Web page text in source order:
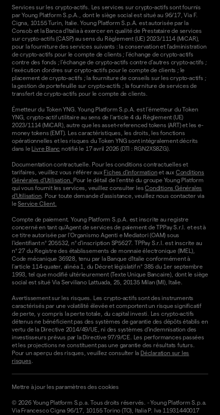
Services sur les crypto-actifs. Les services sur crypto-actifs sont fournis
par Young Platform S.p.A., dont le siège social est situé au 96/17, Via F.
Cigna, 10155 Turin, Italie. Young Platform S.p.A. est autorisée par la
Consob et la Banca d'Italia à exercer en qualité de Prestataire de services
sur crypto-actifs (CASP) au sens du Règlement (UE) 2023/1114 (MiCAR),
pour la fourniture des services suivants : la conservation et l'administration
de crypto-actifs pour le compte de clients ; l'échange de crypto-actifs
contre des fonds ; l'échange de crypto-actifs contre d'autres crypto-actifs ;
l'exécution d'ordres sur crypto-actifs pour le compte de clients ; le
placement de crypto-actifs ; la fourniture de conseils sur les crypto-actifs ;
la gestion de portefeuille sur crypto-actifs ; la fourniture de services de
transfert de crypto-actifs pour le compte de clients.
Émetteur du Token YNG. Young Platform S.p.A. est l'émetteur du Token
YNG, crypto-actif utilitaire au sens de l'article 4 du Règlement (UE)
2023/1114 (MiCAR), autre que les asset-referenced tokens (ART) et les e-
money tokens (EMT). Les caractéristiques, les droits, les fonctions
opérationnelles et les risques du Token YNG sont intégralement décrits
dans le Livre Blanc notifié le 17 avril 2026 (DTI : RGN2XS8ZG).
Documentation contractuelle. Pour les conditions contractuelles et
tarifaires, veuillez vous référer aux Fiches d'information et aux Conditions
Générales d'Utilisation. Pour le détail de l'entité du groupe Young Platform
qui vous fournit les services, veuillez consulter lesConditions Générales
d'Utilisation . Pour toute demande d'assistance, veuillez nous contacter via
leService Client.
Compte de paiement. Young Platform S.p.A. est inscrite au registre
concerné en tant qu'Agent de services de paiement de TPPay S.r.l. et est à
ce titre autorisée par l'Organismo Agenti e Mediatori (OAM) sous
l'identifiant n° 205532, n° d'inscription SP5627. TPPay S.r.l. est inscrite au
n° 27 du Registre des établissements de monnaie électronique (IMEL),
Code mécanique 36928, tenu par la Banque d'Italie conformément à
l'article 114-quater, alinéa 1, du Décret législatif n° 385 du 1er septembre
1993, tel que modifié ultérieurement (Texte Unique Bancaire), dont le siège
social est situé Via Serviliano Lattuada, 25, 20135 Milan (MI), Italie.
Avertissement sur les risques. Les crypto-actifs sont des instruments
caractérisés par une volatilité élevée et comportent un risque significatif
de perte, y compris la perte totale, du capital investi. Les crypto-actifs
détenus ne bénéficient pas des systèmes de garantie des dépôts établis en
vertu de la Directive 2014/49/UE, ni des systèmes d'indemnisation des
investisseurs prévus par la Directive 97/9/CE. Les performances passées
et les projections ne constituent pas une garantie des résultats futurs.
Pour un aperçu des risques, veuillez consulter la Déclaration sur les
risques
© 2026 Young Platform S.p.a. Tous droits réservés. -Young Platform S.p.a.
Via Francesco Cigna 96/17, 10155 Torino (TO), Italia P. Iva 11931440017
Mettre à jour les paramètres des cookies